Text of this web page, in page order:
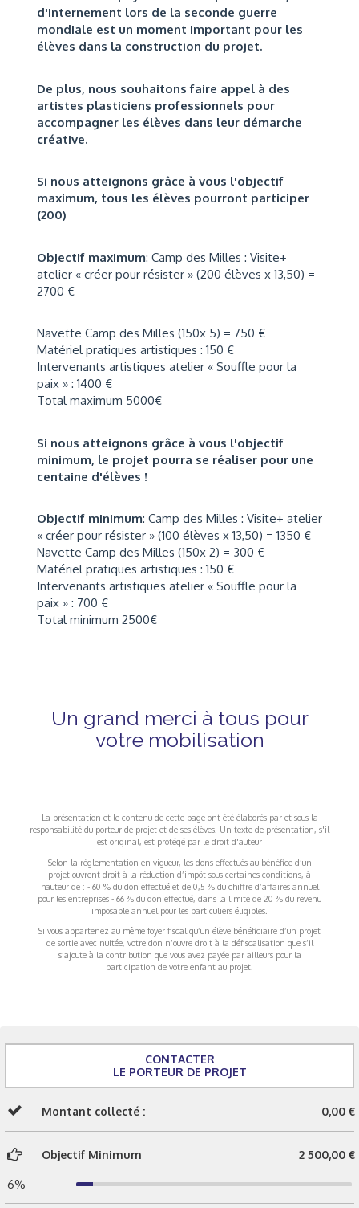
d'internement lors de la seconde guerre
mondiale est un moment important pour les
élèves dans la construction du projet.
De plus, nous souhaitons faire appel à des
artistes plasticiens professionnels pour
accompagner les élèves dans leur démarche
créative.
Si nous atteignons grâce à vous l'objectif
maximum, tous les élèves pourront participer
(200)
Objectif maximum: Camp des Milles : Visite+
atelier « créer pour résister » (200 élèves x 13,50) =
2700 €
Navette Camp des Milles (150x 5) = 750 €
Matériel pratiques artistiques : 150 €
Intervenants artistiques atelier « Souffle pour la
paix » : 1400 €
Total maximum 5000€
Si nous atteignons grâce à vous l'objectif
minimum, le projet pourra se réaliser pour une
centaine d'élèves !
Objectif minimum: Camp des Milles : Visite+ atelier
« créer pour résister » (100 élèves x 13,50) = 1350 €
Navette Camp des Milles (150x 2) = 300 €
Matériel pratiques artistiques : 150 €
Intervenants artistiques atelier « Souffle pour la
paix » : 700 €
Total minimum 2500€
Un grand merci à tous pour
votre mobilisation
La présentation et le contenu de cette page ont été élaborés par et sous la
responsabilité du porteur de projet et de ses élèves. Un texte de présentation, s'il
est original, est protégé par le droit d'auteur
Selon la réglementation en vigueur, les dons effectués au bénéfice d’un
projet ouvrent droit à la réduction d’impôt sous certaines conditions, à
hauteur de : - 60 % du don effectué et de 0,5 % du chiffre d’affaires annuel
pour les entreprises - 66 % du don effectué, dans la limite de 20 % du revenu
imposable annuel pour les particuliers éligibles.
Si vous appartenez au même foyer fiscal qu’un élève bénéficiaire d’un projet
de sortie avec nuitée, votre don n’ouvre droit à la défiscalisation que s’il
s’ajoute à la contribution que vous avez payée par ailleurs pour la
participation de votre enfant au projet.
CONTACTER
LE PORTEUR DE PROJET
Montant collecté : 0,00 €
Objectif Minimum 2 500,00 €
6%